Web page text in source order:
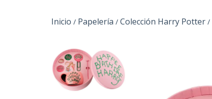
Inicio / Papelería / Colección Harry Potter /